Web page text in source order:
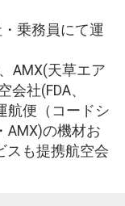
乗務員にて運
AMX(天草エア
社(FDA、
航便（コードシ
AMX)の機材お
スも提携航空会